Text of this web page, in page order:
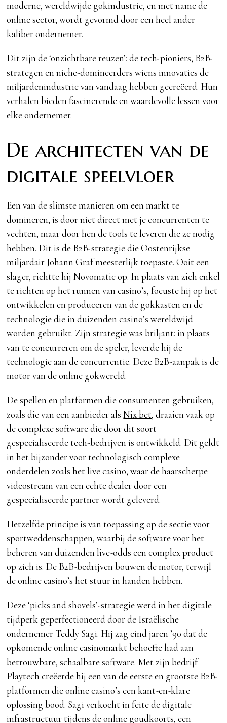
moderne, wereldwijde gokindustrie, en met name de
online sector, wordt gevormd door een heel ander
kaliber ondernemer.
Dit zijn de ‘onzichtbare reuzen’: de tech-pioniers, B2B-
strategen en niche-domineerders wiens innovaties de
miljardenindustrie van vandaag hebben gecreëerd. Hun
verhalen bieden fascinerende en waardevolle lessen voor
elke ondernemer.
De architecten van de
digitale speelvloer
Een van de slimste manieren om een markt te
domineren, is door niet direct met je concurrenten te
vechten, maar door hen de tools te leveren die ze nodig
hebben. Dit is de B2B-strategie die Oostenrijkse
miljardair Johann Graf meesterlijk toepaste. Ooit een
slager, richtte hij Novomatic op. In plaats van zich enkel
te richten op het runnen van casino’s, focuste hij op het
ontwikkelen en produceren van de gokkasten en de
technologie die in duizenden casino’s wereldwijd
worden gebruikt. Zijn strategie was briljant: in plaats
van te concurreren om de speler, leverde hij de
technologie aan de concurrentie. Deze B2B-aanpak is de
motor van de online gokwereld.
De spellen en platformen die consumenten gebruiken,
zoals die van een aanbieder alsNix bet, draaien vaak op
de complexe software die door dit soort
gespecialiseerde tech-bedrijven is ontwikkeld. Dit geldt
in het bijzonder voor technologisch complexe
onderdelen zoals het live casino, waar de haarscherpe
videostream van een echte dealer door een
gespecialiseerde partner wordt geleverd.
Hetzelfde principe is van toepassing op de sectie voor
sportweddenschappen, waarbij de software voor het
beheren van duizenden live-odds een complex product
op zich is. De B2B-bedrijven bouwen de motor, terwijl
de online casino’s het stuur in handen hebben.
Deze ‘picks and shovels’-strategie werd in het digitale
tijdperk geperfectioneerd door de Israëlische
ondernemer Teddy Sagi. Hij zag eind jaren ’90 dat de
opkomende online casinomarkt behoefte had aan
betrouwbare, schaalbare software. Met zijn bedrijf
Playtech creëerde hij een van de eerste en grootste B2B-
platformen die online casino’s een kant-en-klare
oplossing bood. Sagi verkocht in feite de digitale
infrastructuur tijdens de online goudkoorts, een